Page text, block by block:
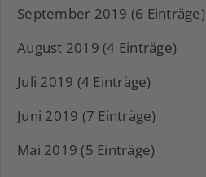
September 2019 (6 Einträge)
August 2019 (4 Einträge)
Juli 2019 (4 Einträge)
Juni 2019 (7 Einträge)
Mai 2019 (5 Einträge)